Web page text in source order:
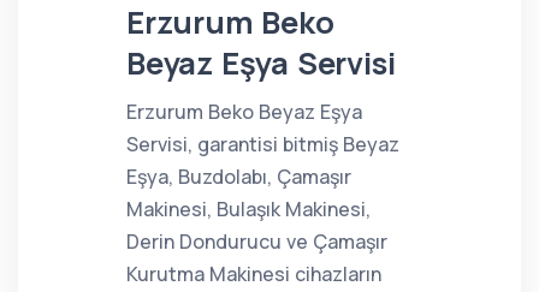
Erzurum Beko
Beyaz Eşya Servisi
Erzurum Beko Beyaz Eşya
Servisi, garantisi bitmiş Beyaz
Eşya, Buzdolabı, Çamaşır
Makinesi, Bulaşık Makinesi,
Derin Dondurucu ve Çamaşır
Kurutma Makinesi cihazların